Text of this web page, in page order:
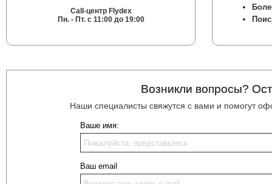
Call-центр Flydex
Пн. - Пт. с 11:00 до 19:00
Возникли вопросы?
Наши специалисты свяжутся с вами и помогут
Ваше имя:
Ваш email